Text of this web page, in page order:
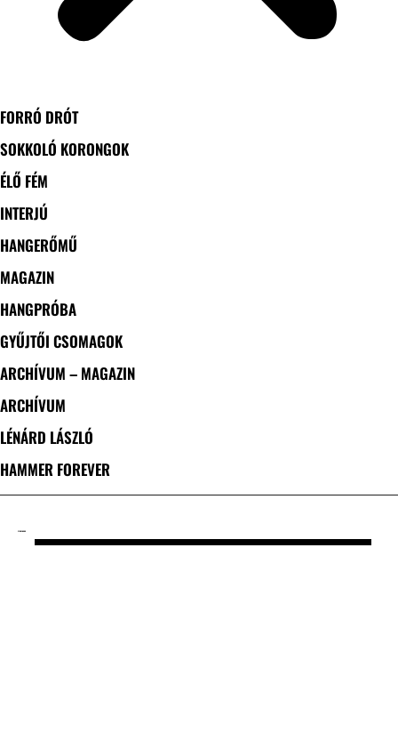
FORRÓ DRÓT
SOKKOLÓ KORONGOK
ÉLŐ FÉM
INTERJÚ
HANGERŐMŰ
MAGAZIN
HANGPRÓBA
GYŰJTŐI CSOMAGOK
ARCHÍVUM – MAGAZIN
ARCHÍVUM
LÉNÁRD LÁSZLÓ
HAMMER FOREVER